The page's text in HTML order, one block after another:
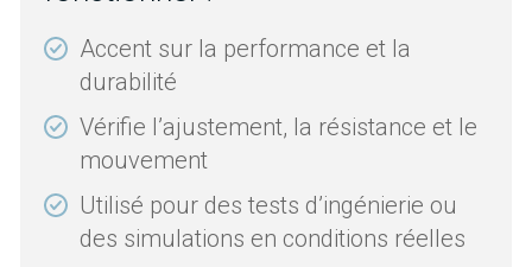
Accent sur la performance et la
durabilité
Vérifie l’ajustement, la résistance et le
mouvement
Utilisé pour des tests d’ingénierie ou
des simulations en conditions réelles